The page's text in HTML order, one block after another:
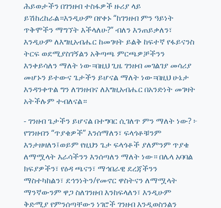
ሕይወታችን በገንዘብ ተስፋዎች ዙሪያ ላይ
ይሽከረከራል።እንዲሁም በየቀኑ “ከገንዘብ ምን ዓይነት
ጥቅሞችን ማግኘት እችላለሁ?” ብለን እንጠይቃለን፣
እንዲሁም ለእግዚአብሔር ከመገዛት ይልቅ ከፍተኛ የፋይናንስ
ትርፍ ወደሚያስገኝልን አቅጣጫ ምርጫዎቻችንን
እንቀይሳለን ማለት ነው።በዚህ ጊዜ ገንዘብ መገልገያ መሳሪያ
መሆኑን ይተውና ጌታችን ይሆናል ማለት ነው።በዚህ ሁኔታ
እንዳንቀጥል ግን ለገንዘብና ለእግዚአብሔር በአንድነት መገዛት
አትችሉም ተብለናል።
- ገንዘብ ጌታችን ይሆናል በተግባር ሲገለጥ ምን ማለት ነው? ፦
የገንዘብን “ጥያቄዎች” እንሰማለን፣ ፍላጎቶቹንም
እንታዘዛለን፤ወይም የዚህን ጌታ ፍላጎቶች ያለምንም ጥያቄ
ለማሟላት እራሳችንን እንሰጣለን ማለት ነው። በሌላ አባባል
ክፍያዎችን፣ የዕዳ ጫናን፣ ማኅበራዊ ደረጃችንን
ማስተካከልን፣ ደኅንነትን/የመኖር ዋስትናን ለማሟላት
ማንኛውንም ዋጋ ስለገንዘብ እንከፍላለን፣ እንዲሁም
ቅድሚያ የምንሰጣቸውን ነገሮች ገንዘብ እንዲወስንልን